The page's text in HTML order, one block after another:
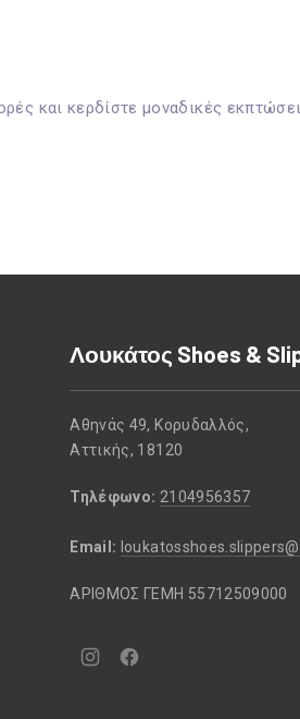
και κερδίστε μοναδικές
Λουκάτος Shoes &
Αθηνάς 49, Κορυδαλλός,
Αττικής, 18120
Τηλέφωνο: 2104956357
Email:
ΑΡΙΘΜΟΣ ΓΕΜΗ 55712509000
Νέο
Νέο